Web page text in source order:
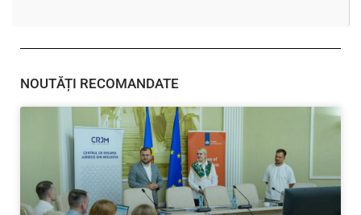
NOUTĂȚI RECOMANDATE